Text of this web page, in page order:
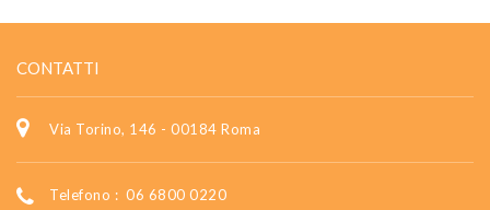
CONTATTI
Via Torino, 146 - 00184 Roma
Telefono : 06 6800 0220